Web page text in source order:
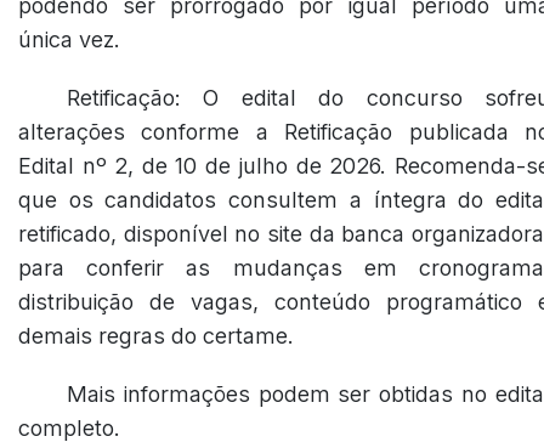
podendo ser prorrogado por igual período
única vez.
Retificação: O edital do concurso
alterações conforme a Retificação publicada
Edital nº 2, de 10 de julho de 2026. Recomenda-
que os candidatos consultem a íntegra do
retificado, disponível no site da banca
para conferir as mudanças em
distribuição de vagas, conteúdo programático
demais regras do certame.
Mais informações podem ser obtidas no
completo.